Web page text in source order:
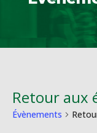
Retour aux
Évènements